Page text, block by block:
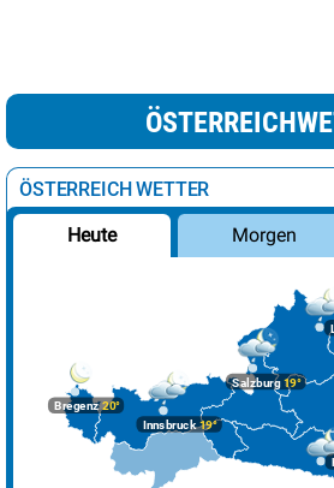
ÖSTERREICH WETTER
Heute Morgen
Bregenz20°
Innsbruck19°
Salzburg19°